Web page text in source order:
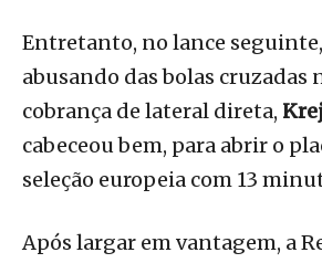
Entretanto, no lance
abusando das bolas cruzadas
cobrança de lateral direta,
cabeceou bem, para abrir o
seleção europeia com 13
Após largar em vantagem, a